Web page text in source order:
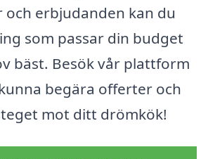
erbjudanden kan du
som passar din budget
bäst. Besök vår plattform
begära offerter och
mot ditt drömkök!